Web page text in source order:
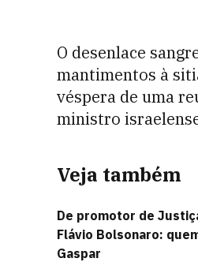
O desenlace
mantimentos à
véspera de uma
ministro
Veja também
De promotor de
Flávio Bolsonaro:
Gaspar